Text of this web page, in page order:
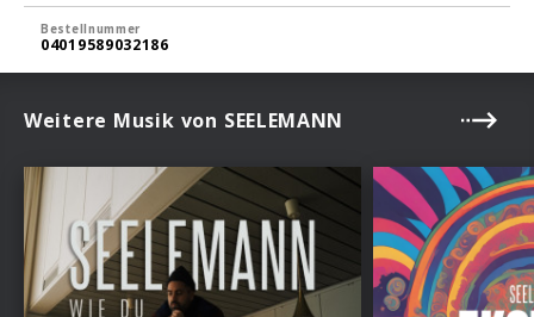
Bestellnummer
04019589032186
Weitere Musik von SEELEMANN